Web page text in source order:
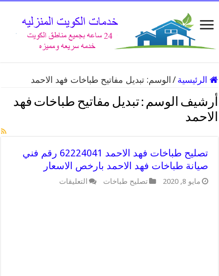
الرئيسية / الوسم:تبديل مفاتيح طباخات فهد الاحمد
أرشيف الوسم :تبديل مفاتيح طباخات فهد
الاحمد
تصليح طباخات فهد الاحمد 62224041 رقم فني
صيانة طباخات فهد الاحمد بارخص الاسعار
مايو 8, 2020 تصليح طباخات التعليقات